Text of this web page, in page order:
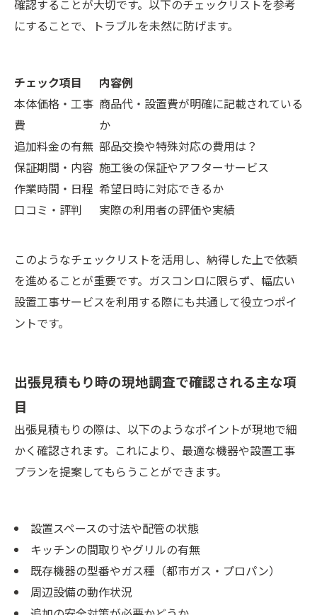
確認することが大切です。以下のチェックリストを参考
にすることで、トラブルを未然に防げます。
チェック項目
内容例
本体価格・工事
費
商品代・設置費が明確に記載されている
か
追加料金の有無 部品交換や特殊対応の費用は？
保証期間・内容 施工後の保証やアフターサービス
作業時間・日程 希望日時に対応できるか
口コミ・評判
実際の利用者の評価や実績
このようなチェックリストを活用し、納得した上で依頼
を進めることが重要です。ガスコンロに限らず、幅広い
設置工事サービスを利用する際にも共通して役立つポイ
ントです。
出張見積もり時の現地調査で確認される主な項
目
出張見積もりの際は、以下のようなポイントが現地で細
かく確認されます。これにより、最適な機器や設置工事
プランを提案してもらうことができます。
設置スペースの寸法や配管の状態
キッチンの間取りやグリルの有無
既存機器の型番やガス種（都市ガス・プロパン）
周辺設備の動作状況